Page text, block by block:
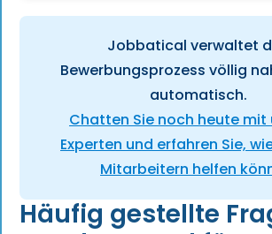
Jobbatical verwaltet
Bewerbungsprozess völlig
automatisch.
Chatten Sie noch heute mit
Experten und erfahren Sie,
Mitarbeitern helfen
Häufig gestellte